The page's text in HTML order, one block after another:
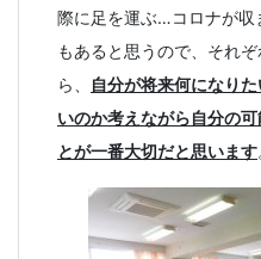
際に足を運ぶ…コロナが収
もあると思うので、それ
ら、
自分が将来何になり
いのか考えながら自分の
とが一番大切だと思います